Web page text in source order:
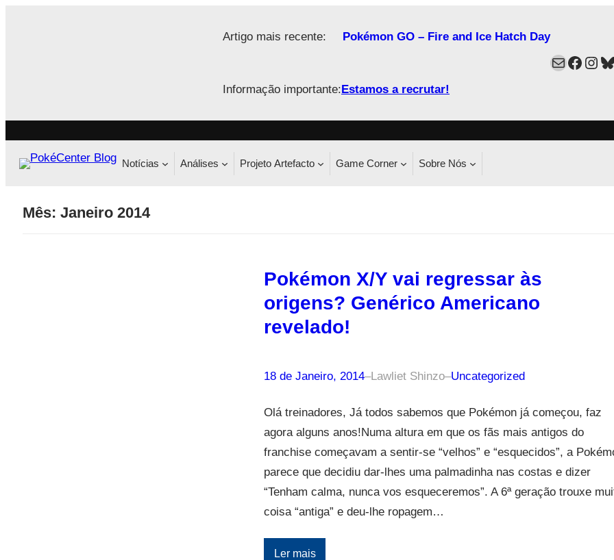
Artigo mais recente: Pokémon GO – Fire and Ice Hatch Day
Informação importante:Estamos a recrutar!
Mail
Notícias Análises Projeto Artefacto Game Corner Sobre Nós
Mês: Janeiro 2014
Pokémon X/Y vai regressar às
origens? Genérico Americano
revelado!
18 de Janeiro, 2014–Lawliet Shinzo–Uncategorized
Olá treinadores, Já todos sabemos que Pokémon já começou, faz
agora alguns anos!Numa altura em que os fãs mais antigos do
franchise começavam a sentir-se “velhos” e “esquecidos”, a
parece que decidiu dar-lhes uma palmadinha nas costas e dizer
“Tenham calma, nunca vos esqueceremos”. A 6ª geração trouxe
coisa “antiga” e deu-lhe ropagem…
Ler mais